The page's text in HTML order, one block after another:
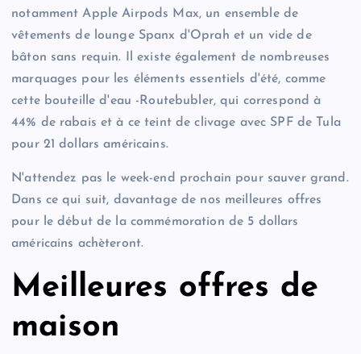
notamment Apple Airpods Max, un ensemble de
vêtements de lounge Spanx d'Oprah et un vide de
bâton sans requin. Il existe également de nombreuses
marquages ​​pour les éléments essentiels d'été, comme
cette bouteille d'eau -Routebubler, qui correspond à
44% de rabais et à ce teint de clivage avec SPF de Tula
pour 21 dollars américains.
N'attendez pas le week-end prochain pour sauver grand.
Dans ce qui suit, davantage de nos meilleures offres
pour le début de la commémoration de 5 dollars
américains achèteront.
Meilleures offres de
maison